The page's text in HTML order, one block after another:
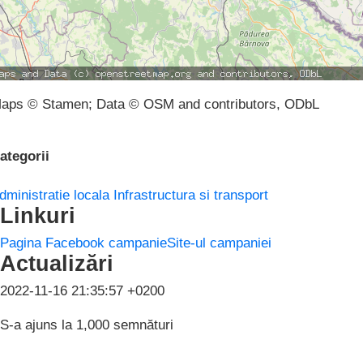
© Stamen; Data © OSM and contributors, ODbL
locala Infrastructura si transport
Linkuri
Pagina Facebook campanieSite-ul campaniei
Actualizări
2022-11-16 21:35:57 +0200
S-a ajuns la 1,000 semnături